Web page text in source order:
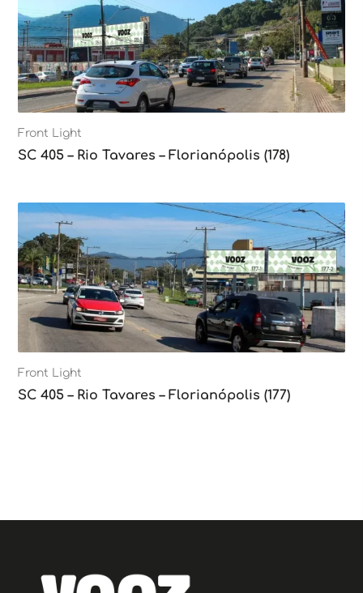
Front Light
SC 405 – Rio Tavares – Florianópolis (178)
Front Light
SC 405 – Rio Tavares – Florianópolis (177)